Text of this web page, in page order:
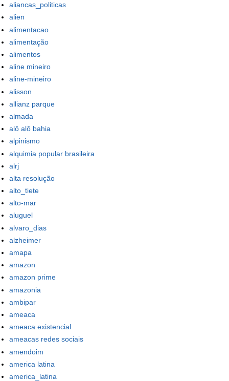
aliancas_politicas
alien
alimentacao
alimentação
alimentos
aline mineiro
aline-mineiro
alisson
allianz parque
almada
alô alô bahia
alpinismo
alquimia popular brasileira
alrj
alta resolução
alto_tiete
alto-mar
aluguel
alvaro_dias
alzheimer
amapa
amazon
amazon prime
amazonia
ambipar
ameaca
ameaca existencial
ameacas redes sociais
amendoim
america latina
america_latina